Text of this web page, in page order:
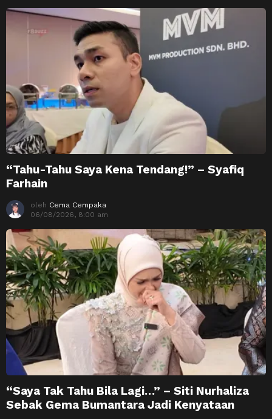
“Tahu-Tahu Saya Kena Tendang!” – Syafiq
Farhain
oleh Cema Cempaka
06/08/2026, 8:00 am
“Saya Tak Tahu Bila Lagi…” – Siti Nurhaliza
Sebak Gema Bumantara Jadi Kenyataan